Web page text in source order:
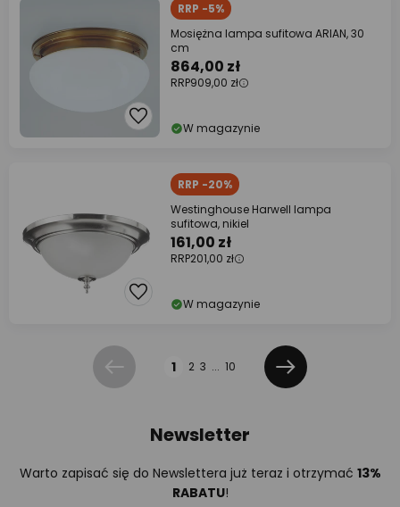
RRP -5%
Mosiężna lampa sufitowa ARIAN, 30
cm
864,00 zł
RRP909,00 zł
W magazynie
RRP -20%
Westinghouse Harwell lampa
sufitowa, nikiel
161,00 zł
RRP201,00 zł
W magazynie
Poprzednia1 2 3 ... 10
Dalej
Newsletter
Warto zapisać się do Newslettera już teraz i otrzymać 13%
RABATU!